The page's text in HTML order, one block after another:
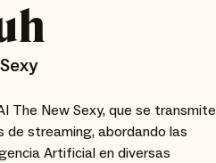
The New Sexy, que se transmite
streaming, abordando las
Artificial en diversas